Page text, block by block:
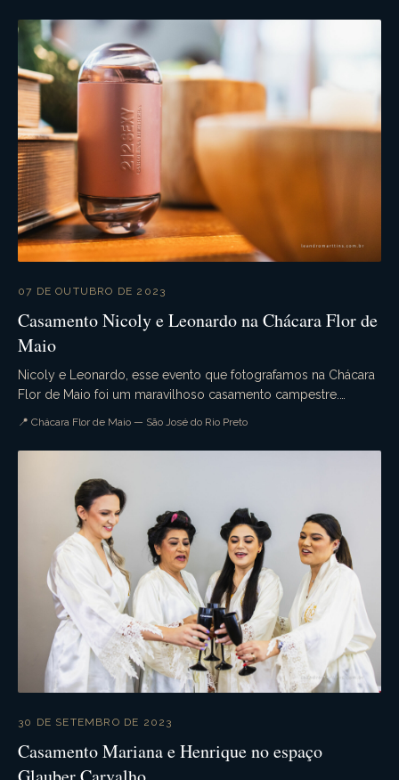
07 DE OUTUBRO DE 2023
Casamento Nicoly e Leonardo na Chácara Flor de
Maio
Nicoly e Leonardo, esse evento que fotografamos na Chácara
Flor de Maio foi um maravilhoso casamento campestre.
📍 Chácara Flor de Maio — São José do Rio Preto
30 DE SETEMBRO DE 2023
Casamento Mariana e Henrique no espaço